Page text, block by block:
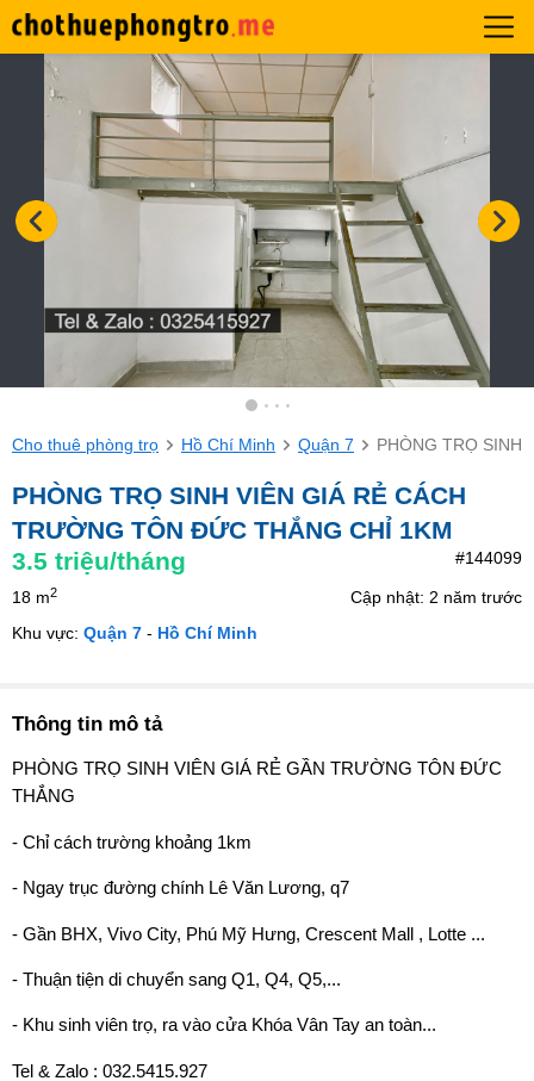
Cho thuê phòng trọ Hồ Chí Minh Quận 7 PHÒNG TRỌ SINH
PHÒNG TRỌ SINH VIÊN GIÁ RẺ CÁCH
TRƯỜNG TÔN ĐỨC THẮNG CHỈ 1KM
3.5 triệu/tháng #144099
18 m2
Cập nhật: 2 năm trước
Khu vực: Quận 7 - Hồ Chí Minh
Thông tin mô tả
PHÒNG TRỌ SINH VIÊN GIÁ RẺ GẦN TRƯỜNG TÔN ĐỨC
THẮNG
- Chỉ cách trường khoảng 1km
- Ngay trục đường chính Lê Văn Lương, q7
- Gần BHX, Vivo City, Phú Mỹ Hưng, Crescent Mall , Lotte ...
- Thuận tiện di chuyển sang Q1, Q4, Q5,...
- Khu sinh viên trọ, ra vào cửa Khóa Vân Tay an toàn...
️Tel & Zalo : 032.5415.927